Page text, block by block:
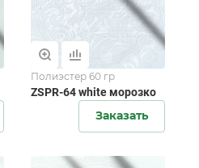
Полиэстер 60 гр
ZSPR-64 white морозко
Заказать